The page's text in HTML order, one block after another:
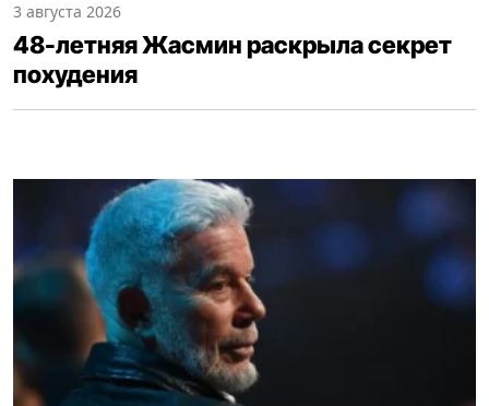
3 августа 2026
48-летняя Жасмин раскрыла секрет
похудения